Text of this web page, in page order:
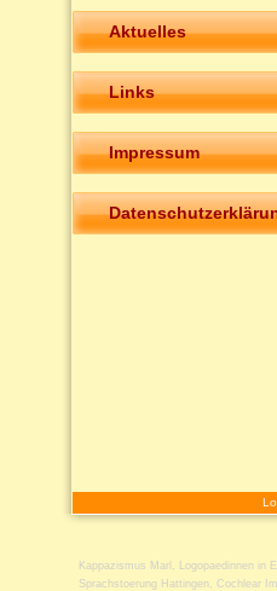
Aktuelles
Links
Impressum
Kappazismus Marl , Logopaedinnen in
Sprachstoerung Hattingen , Cochlear